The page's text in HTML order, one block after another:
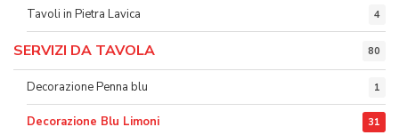
Tavoli in Pietra Lavica 4
SERVIZI DA TAVOLA 80
Decorazione Penna blu 1
Decorazione Blu Limoni 31